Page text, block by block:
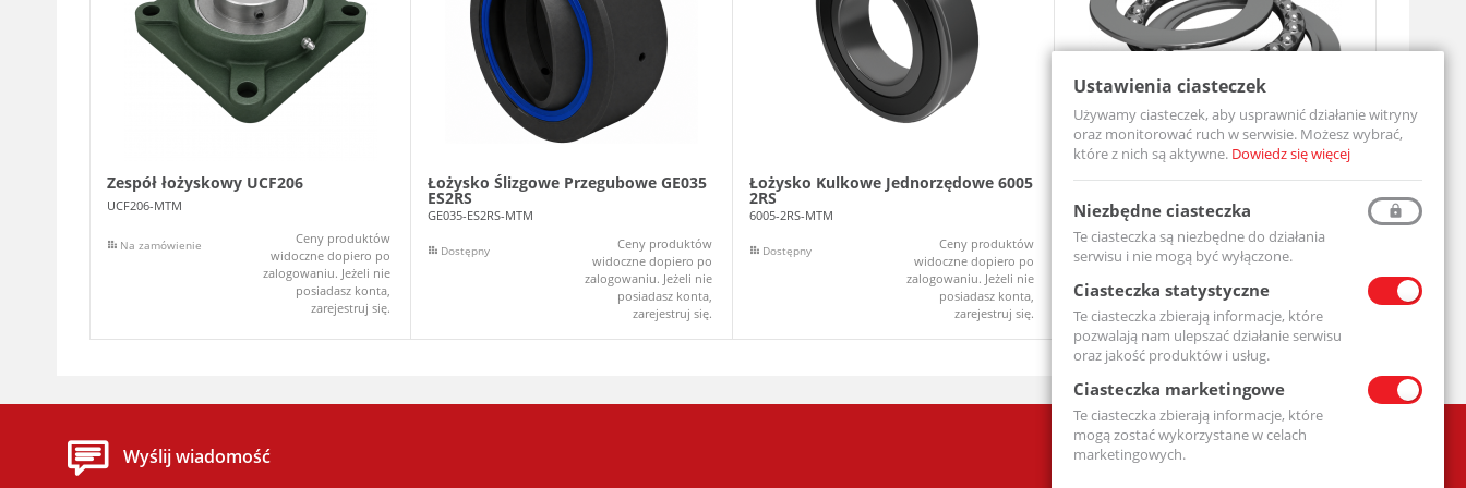
Zespół łożyskowy UCF206
UCF206-MTM
Na zamówienie
Ceny produktów
widoczne dopiero po
zalogowaniu. Jeżeli nie
posiadasz konta,
zarejestruj się.
Łożysko Ślizgowe Przegubowe GE035
ES2RS
GE035-ES2RS-MTM
Dostępny
Ceny produktów
widoczne dopiero po
zalogowaniu. Jeżeli nie
posiadasz konta,
zarejestruj się.
Łożysko Kulkowe Jednorzędowe 6005
2RS
6005-2RS-MTM
Dostępny
Ceny produktów
widoczne dopiero po
zalogowaniu. Jeżeli nie
posiadasz konta,
zarejestruj się.
Łożysko Kulkowe Wzdłużne
51107-MTM
Dostępny
Ceny produktów
widoczne dopiero po
posiadasz konta,
zarejestruj się.
Łożysko
3208-2RS-
Wyślij wiadomość
Firma
Ustawienia ciasteczek
Używamy ciasteczek, aby usprawnić działanie witryny
oraz monitorować ruch w serwisie. Możesz wybrać,
które z nich są aktywne. Dowiedz się więcej
Niezbędne ciasteczka
Te ciasteczka są niezbędne do działania
serwisu i nie mogą być wyłączone.
Ciasteczka statystyczne
Te ciasteczka zbierają informacje, które
pozwalają nam ulepszać działanie serwisu
oraz jakość produktów i usług.
Ciasteczka marketingowe
Te ciasteczka zbierają informacje, które
mogą zostać wykorzystane w celach
marketingowych.